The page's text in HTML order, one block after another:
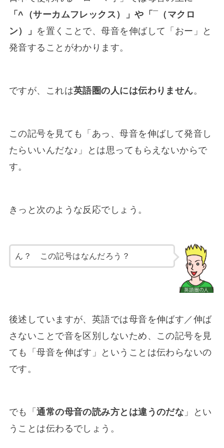
「^（サーカムフレックス）」や「¯（マクロ
ン）」 を置くことで、母音を伸ばして「おー」と
発音することがわかります。
ですが、これは英語圏の人には伝わりません。
この記号を見ても「あっ、母音を伸ばして発音し
たらいいんだな♪」とは思ってもらえないからで
す。
きっと次のような反応でしょう。
ん？ この記号はなんだろう？
後述していますが、英語では母音を伸ばす／伸ば
さないことで音を区別しないため、この記号を見
ても「母音を伸ばす」ということは伝わらないの
です。
でも「通常の母音の読み方とは違うのだな 」とい
うことは伝わるでしょう。